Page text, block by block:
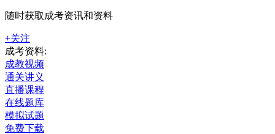
随时获取成考资讯和资料
+关注
成考资料:
成教视频
通关讲义
直播课程
在线题库
模拟试题
免费下载